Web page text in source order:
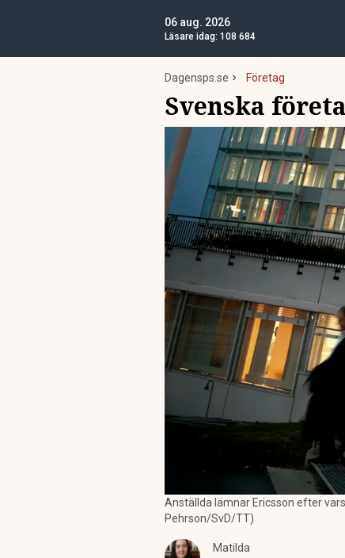
06 aug. 2026
Läsare idag: 108 684
Dagensps.se Företag
Svenska
Anställda lämnar Ericsson efter
Pehrson/SvD/TT)
Matilda